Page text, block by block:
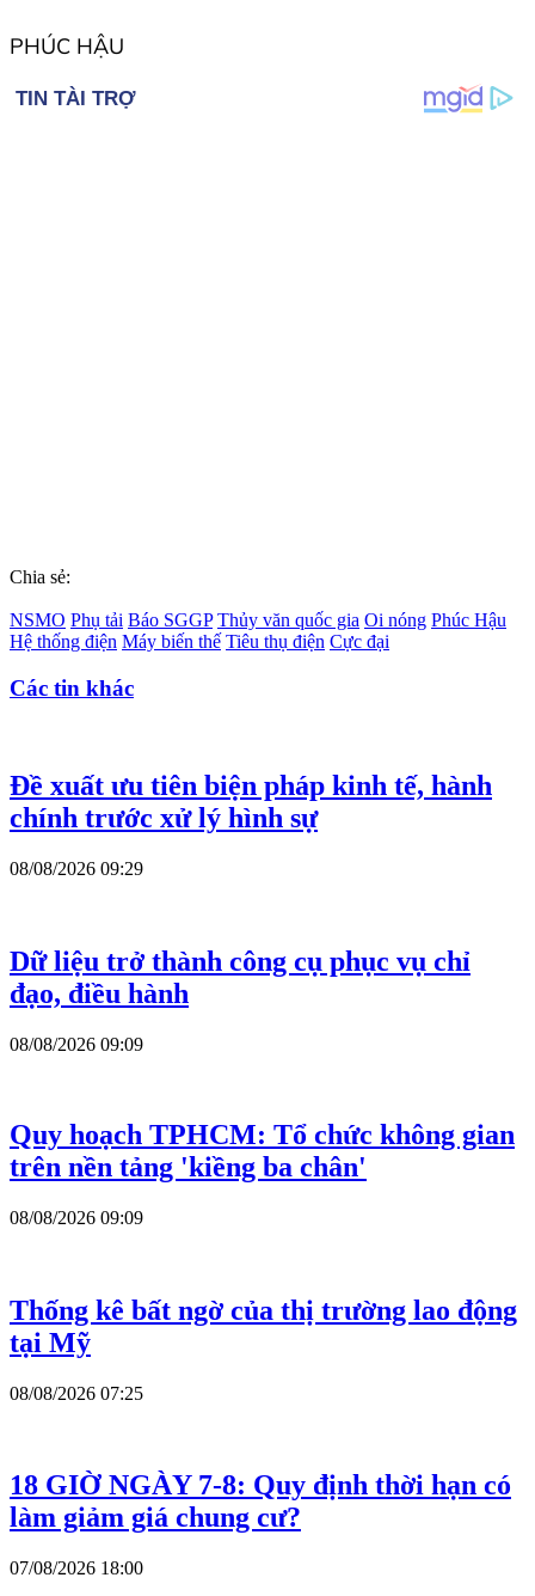
PHÚC HẬU
Chia sẻ:
NSMO Phụ tải Báo SGGP Thủy văn quốc gia Oi nóng Phúc Hậu
Hệ thống điện Máy biến thế Tiêu thụ điện Cực đại
Các tin khác
Đề xuất ưu tiên biện pháp kinh tế, hành
chính trước xử lý hình sự
08/08/2026 09:29
Dữ liệu trở thành công cụ phục vụ chỉ
đạo, điều hành
08/08/2026 09:09
Quy hoạch TPHCM: Tổ chức không gian
trên nền tảng 'kiềng ba chân'
08/08/2026 09:09
Thống kê bất ngờ của thị trường lao động
tại Mỹ
08/08/2026 07:25
18 GIỜ NGÀY 7-8: Quy định thời hạn có
làm giảm giá chung cư?
07/08/2026 18:00